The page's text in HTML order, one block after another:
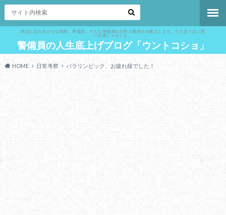
底辺と言われがちな職業、警備員。そんな警備員の日常と裏側をお教えします。でも言うほど悪
い仕事じゃないよ。
警備員の人生底上げブログ「ウントコショ」
HOME 日常考察 パラリンピック、お疲れ様でした！